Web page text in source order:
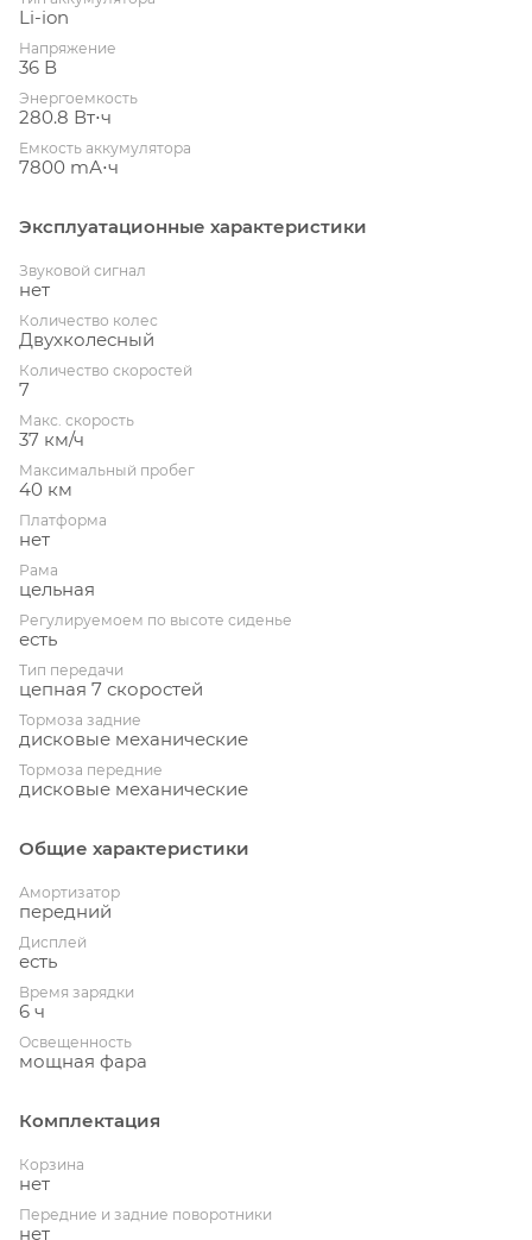
Li-ion
Напряжение
36 В
Энергоемкость
280.8 Вт⋅ч
Емкость аккумулятора
7800 mА⋅ч
Эксплуатационные характеристики
Звуковой сигнал
нет
Количество колес
Двухколесный
Количество скоростей
7
Макс. скорость
37 км/ч
Максимальный пробег
40 км
Платформа
нет
Рама
цельная
Регулируемоем по высоте сиденье
есть
Тип передачи
цепная 7 скоростей
Тормоза задние
дисковые механические
Тормоза передние
дисковые механические
Общие характеристики
Амортизатор
передний
Дисплей
есть
Время зарядки
6 ч
Освещенность
мощная фара
Комплектация
Корзина
нет
Передние и задние поворотники
нет